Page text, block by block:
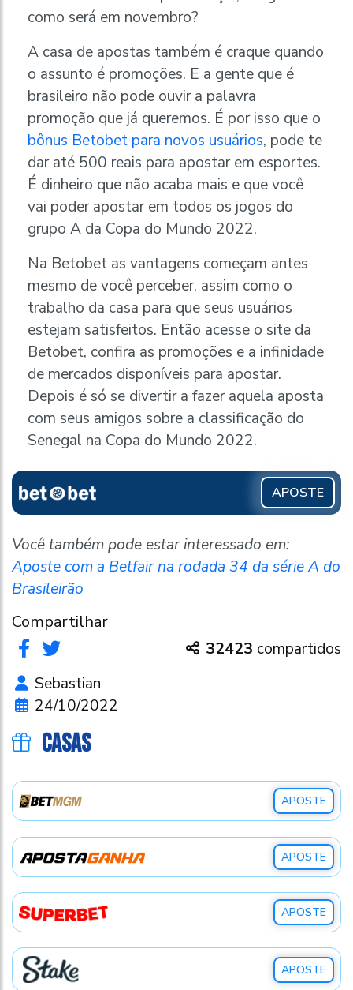
como será em novembro?
A casa de apostas também é craque quando
o assunto é promoções. E a gente que é
brasileiro não pode ouvir a palavra
promoção que já queremos. É por isso que o
bônus Betobet para novos usuários, pode te
dar até 500 reais para apostar em esportes.
É dinheiro que não acaba mais e que você
vai poder apostar em todos os jogos do
grupo A da Copa do Mundo 2022.
Na Betobet as vantagens começam antes
mesmo de você perceber, assim como o
trabalho da casa para que seus usuários
estejam satisfeitos. Então acesse o site da
Betobet, confira as promoções e a infinidade
de mercados disponíveis para apostar.
Depois é só se divertir a fazer aquela aposta
com seus amigos sobre a classificação do
Senegal na Copa do Mundo 2022.
APOSTE
Você também pode estar interessado em:
Aposte com a Betfair na rodada 34 da série A do
Brasileirão
Compartilhar
32423 compartidos
Sebastian
24/10/2022
CASAS
APOSTE
APOSTE
APOSTE
APOSTE